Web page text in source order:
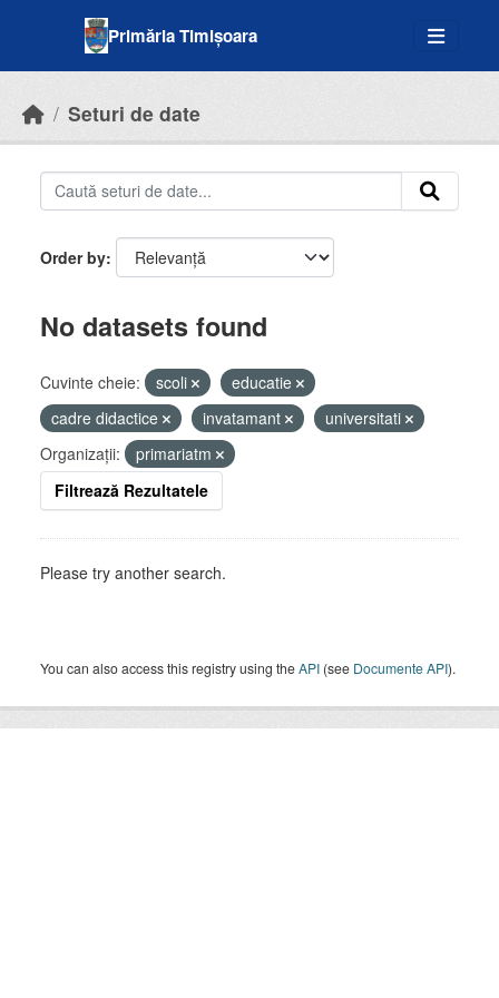
Primăria Timișoara
Seturi de date
Order by
No datasets found
Cuvinte cheie: scoli
educatie
cadre didactice
invatamant
universitati
Organizații:
primariatm
Filtrează Rezultatele
Please try another search.
You can also access this registry using theAPI (see Documente API).